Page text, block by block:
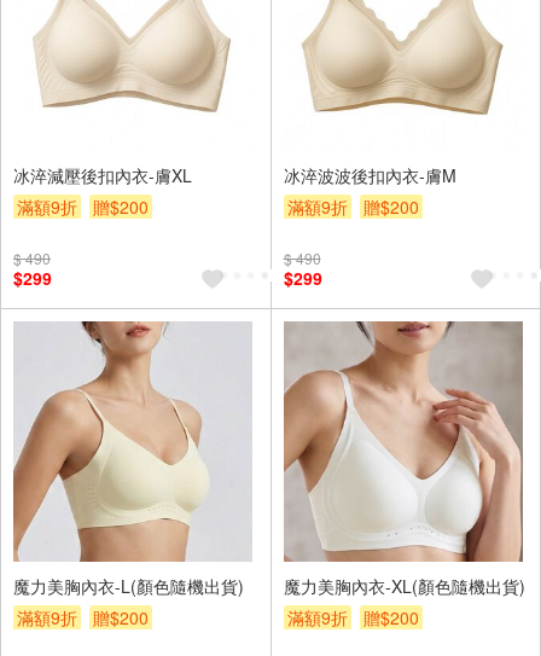
冰淬減壓後扣內衣-膚XL
滿額9折
贈$200
$ 490
$299
冰淬波波後扣內衣-膚M
滿額9折
贈$200
$ 490
$299
魔力美胸內衣-L(顏色隨機出貨)
滿額9折
贈$200
魔力美胸內衣-XL(顏色隨機出貨)
滿額9折
贈$200